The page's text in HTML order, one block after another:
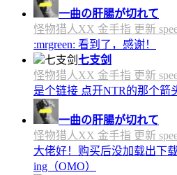
一曲の肝腸が切れて
怪物猎人XX 金手指 更新
:mrgreen: 看到了，感谢！
七支剑
怪物猎人XX 金手指 更新
是个链接 点开NTR的那个箭
一曲の肝腸が切れて
怪物猎人XX 金手指 更新
大佬好！购买后没加载出下
ing（OMO）